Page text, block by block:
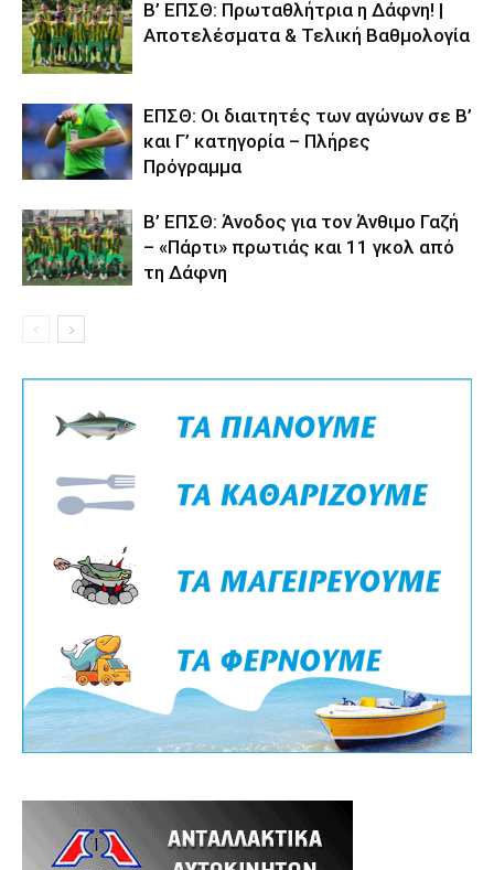
Β’ ΕΠΣΘ: Πρωταθλήτρια η Δάφνη! |
Αποτελέσματα & Τελική Βαθμολογία
ΕΠΣΘ: Οι διαιτητές των αγώνων σε Β’
και Γ’ κατηγορία – Πλήρες
Πρόγραμμα
Β’ ΕΠΣΘ: Άνοδος για τον Άνθιμο Γαζή
– «Πάρτι» πρωτιάς και 11 γκολ από
τη Δάφνη